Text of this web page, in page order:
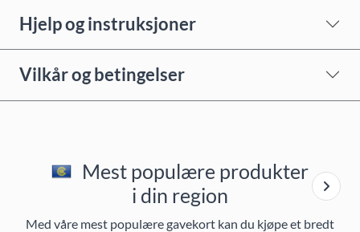
Hjelp og instruksjoner
Vilkår og betingelser
Mest populære produkter
i din region
Med våre mest populære gavekort kan du kjøpe et bredt